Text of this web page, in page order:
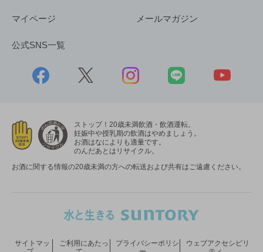
マイページ メールマガジン
公式SNS一覧
ストップ！20歳未満飲酒・飲酒運転。
妊娠中や授乳期の飲酒はやめましょう。
お酒はなによりも適量です。
のんだあとはリサイクル。
お酒に関する情報の20歳未満の方への転送および共有はご遠慮ください。
サイトマッ
ご利用にあたっ
プライバシーポリシ
ウェブアクセシビリ